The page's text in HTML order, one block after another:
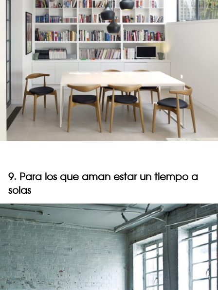
9. Para los que aman estar un tiempo a
solas